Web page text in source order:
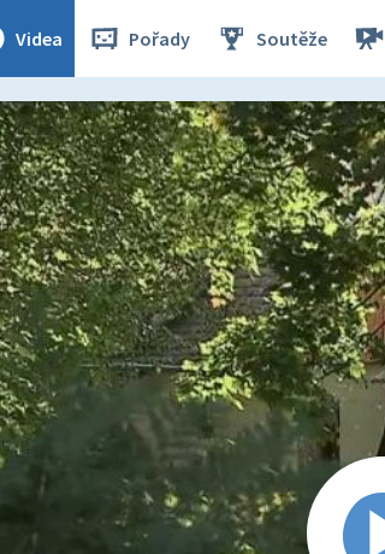
Videa Pořady Soutěže